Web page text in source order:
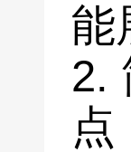
能
2.
点